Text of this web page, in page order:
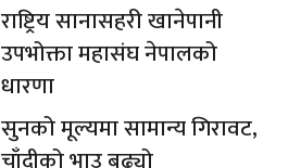
राष्ट्रिय सानासहरी खानेपानी
उपभोक्ता महासंघ नेपालको
धारणा
सुनको मूल्यमा सामान्य गिरावट,